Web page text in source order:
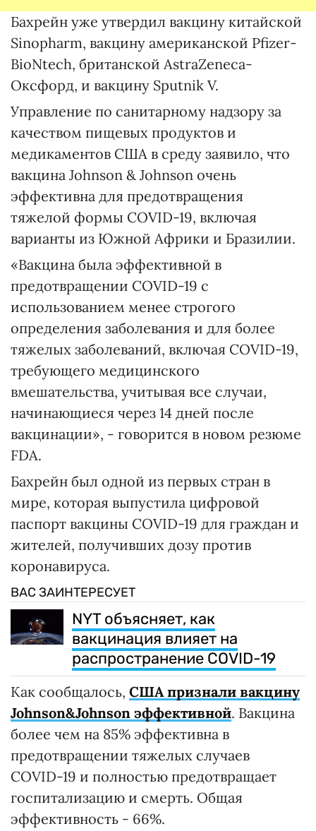
Бахрейн уже утвердил вакцину китайской
Sinopharm, вакцину американской Pfizer-
BioNtech, британской AstraZeneca-
Оксфорд, и вакцину Sputnik V.
Управление по санитарному надзору за
качеством пищевых продуктов и
медикаментов США в среду заявило, что
вакцина Johnson & Johnson очень
эффективна для предотвращения
тяжелой формы COVID-19, включая
варианты из Южной Африки и Бразилии.
«Вакцина была эффективной в
предотвращении COVID-19 с
использованием менее строгого
определения заболевания и для более
тяжелых заболеваний, включая COVID-19,
требующего медицинского
вмешательства, учитывая все случаи,
начинающиеся через 14 дней после
вакцинации», - говорится в новом резюме
FDA.
Бахрейн был одной из первых стран в
мире, которая выпустила цифровой
паспорт вакцины COVID-19 для граждан и
жителей, получивших дозу против
коронавируса.
ВАС ЗАИНТЕРЕСУЕТ
NYT объясняет, как
вакцинация влияет на
распространение COVID-19
Как сообщалось, США признали вакцину
Johnson&Johnson эффективной. Вакцина
более чем на 85% эффективна в
предотвращении тяжелых случаев
COVID-19 и полностью предотвращает
госпитализацию и смерть. Общая
эффективность - 66%.